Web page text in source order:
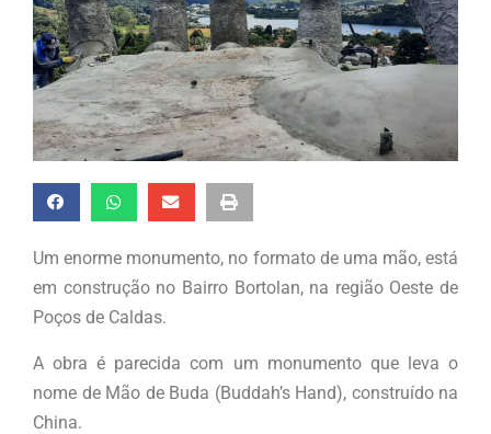
Um enorme monumento, no formato de uma mão, está
em construção no Bairro Bortolan, na região Oeste de
Poços de Caldas.
A obra é parecida com um monumento que leva o
nome de Mão de Buda (Buddah’s Hand), construído na
China.